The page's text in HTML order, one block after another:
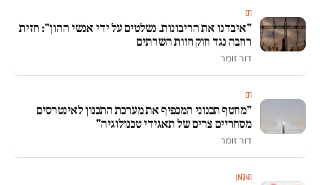
חם
"איבדנו את הריבונות. נשלטים על ידי אנשי ההון": חזית
רחבה נגד חוק חוות השרתים
דור זומר
חם
"מחטף תכנוני המכפיף את מערכת התכנון לאינטרסים
מסחריים צרים של תאגידי טכנולוגיה"
דור זומר
המקומון